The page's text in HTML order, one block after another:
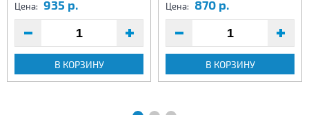
Цена: 935 р.
В КОРЗИНУ
Цена: 870 р.
В КОРЗИНУ